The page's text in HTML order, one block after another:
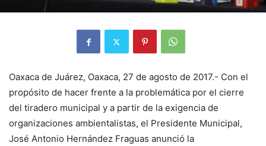
Oaxaca de Juárez, Oaxaca, 27 de agosto de 2017.- Con el
propósito de hacer frente a la problemática por el cierre
del tiradero municipal y a partir de la exigencia de
organizaciones ambientalistas, el Presidente Municipal,
José Antonio Hernández Fraguas anunció la